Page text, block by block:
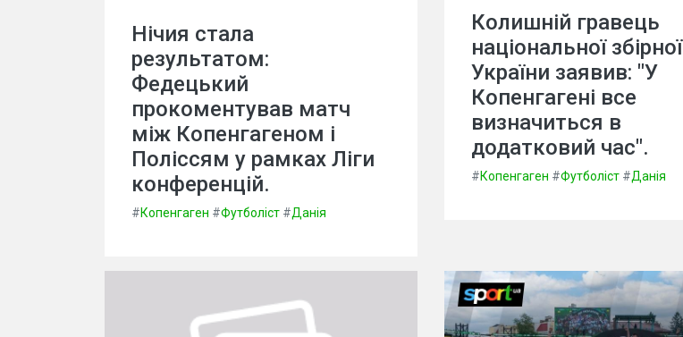
Нічия стала
результатом:
Федецький
прокоментував матч
між Копенгагеном і
Поліссям у рамках Ліги
конференцій.
#Копенгаген #Футболіст #Данія
Колишній гравець
національної збірної
України заявив: "У
Копенгагені все
визначиться в
додатковий час".
#Копенгаген #Футболіст #Данія